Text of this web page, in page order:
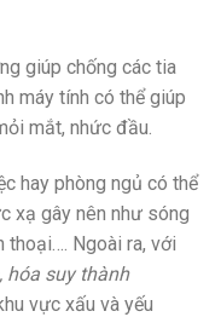
giúp chống các tia
máy tính có thể giúp
mắt, nhức đầu.
hay phòng ngủ có thể
xạ gây nên như sóng
Ngoài ra, với
hóa suy thành
vực xấu và yếu